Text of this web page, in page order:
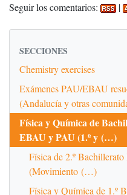
Seguir los comentarios: |
SECCIONES
Chemistry exercises
Exámenes PAU/EBAU
(Andalucía y otras
Física y Química de
EBAU y PAU (1.º y (…)
Física de 2.º
(Movimiento (…)
Física y Química de 1.º